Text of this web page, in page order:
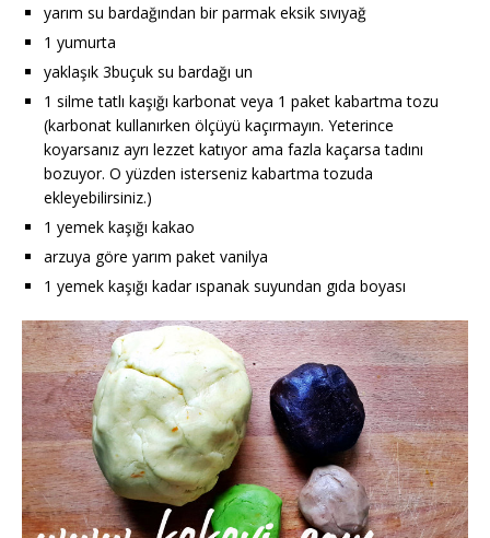
yarım su bardağından bir parmak eksik sıvıyağ
1 yumurta
yaklaşık 3buçuk su bardağı un
1 silme tatlı kaşığı karbonat veya 1 paket kabartma tozu
(karbonat kullanırken ölçüyü kaçırmayın. Yeterince
koyarsanız ayrı lezzet katıyor ama fazla kaçarsa tadını
bozuyor. O yüzden isterseniz kabartma tozuda
ekleyebilirsiniz.)
1 yemek kaşığı kakao
arzuya göre yarım paket vanilya
1 yemek kaşığı kadar ıspanak suyundan gıda boyası